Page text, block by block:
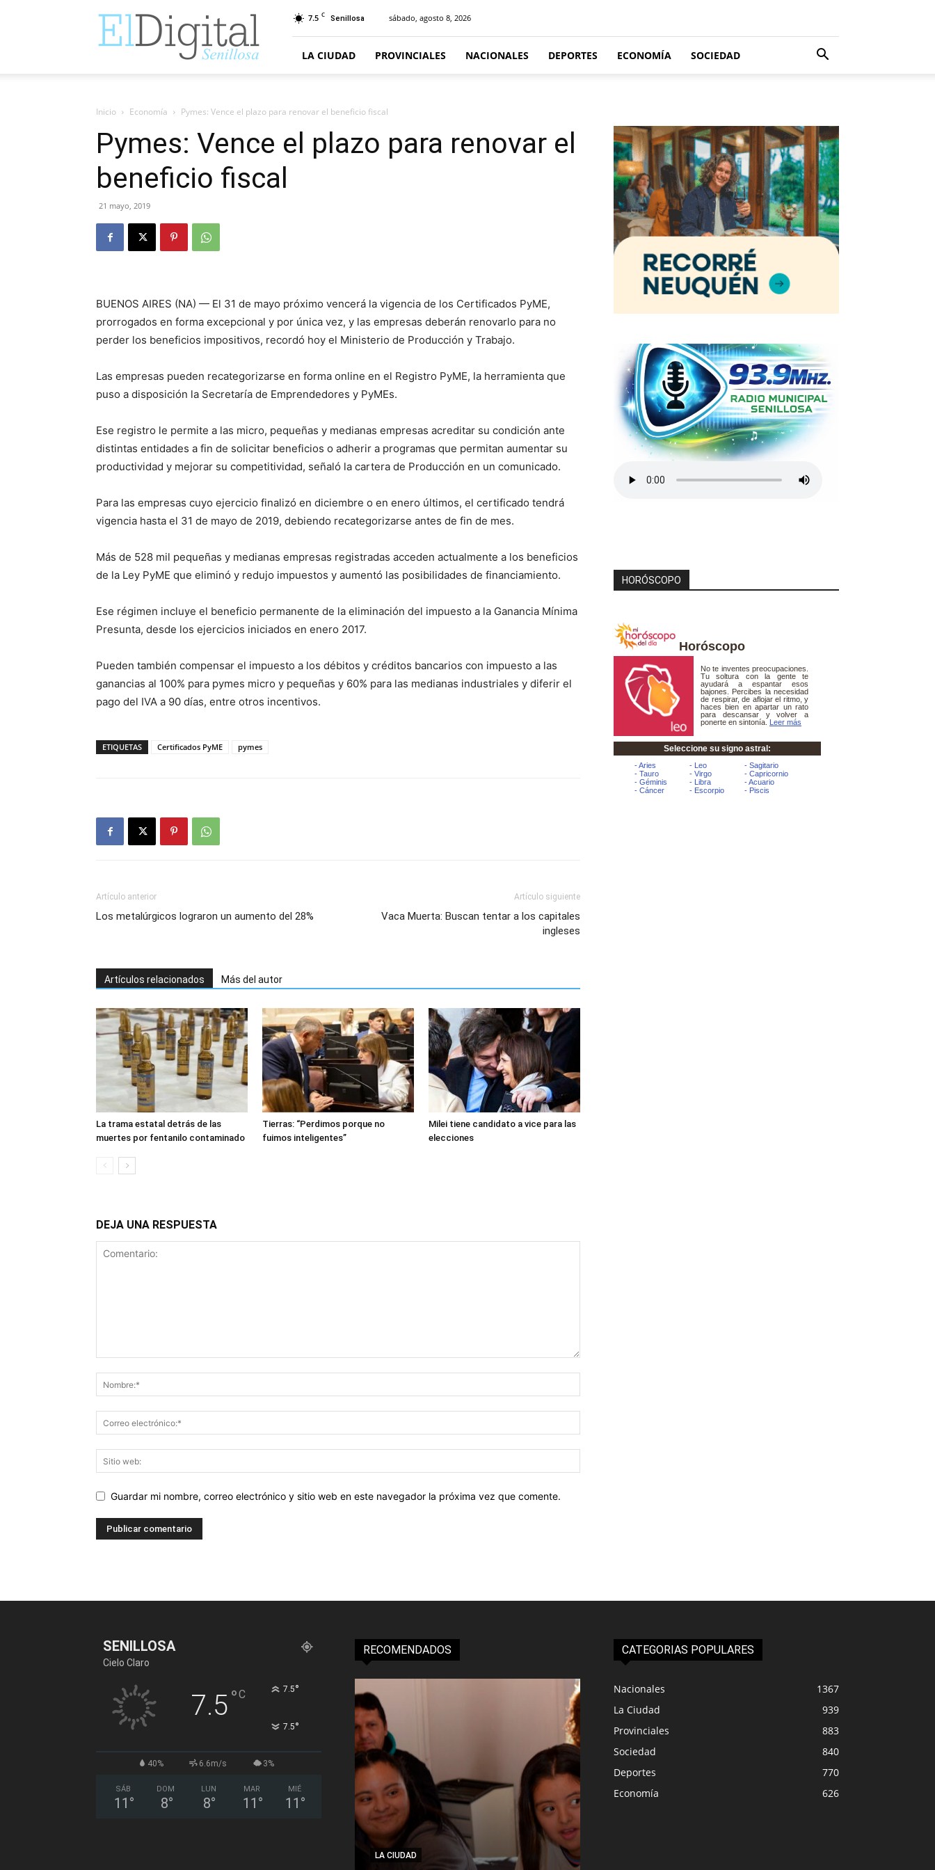
7.5 C Senillosa sábado, agosto 8, 2026
LA CIUDAD PROVINCIALES NACIONALES DEPORTES ECONOMÍA SOCIEDAD
Inicio Economía Pymes: Vence el plazo para renovar el beneficio fiscal
Pymes: Vence el plazo para renovar el
beneficio fiscal
21 mayo, 2019
BUENOS AIRES (NA) — El 31 de mayo próximo vencerá la vigencia de los Certificados PyME,
prorrogados en forma excepcional y por única vez, y las empresas deberán renovarlo para no
perder los beneficios impositivos, recordó hoy el Ministerio de Producción y Trabajo.
Las empresas pueden recategorizarse en forma online en el Registro PyME, la herramienta que
puso a disposición la Secretaría de Emprendedores y PyMEs.
Ese registro le permite a las micro, pequeñas y medianas empresas acreditar su condición ante
distintas entidades a fin de solicitar beneficios o adherir a programas que permitan aumentar su
productividad y mejorar su competitividad, señaló la cartera de Producción en un comunicado.
Para las empresas cuyo ejercicio finalizó en diciembre o en enero últimos, el certificado tendrá
vigencia hasta el 31 de mayo de 2019, debiendo recategorizarse antes de fin de mes.
Más de 528 mil pequeñas y medianas empresas registradas acceden actualmente a los beneficios
de la Ley PyME que eliminó y redujo impuestos y aumentó las posibilidades de financiamiento.
Ese régimen incluye el beneficio permanente de la eliminación del impuesto a la Ganancia Mínima
Presunta, desde los ejercicios iniciados en enero 2017.
Pueden también compensar el impuesto a los débitos y créditos bancarios con impuesto a las
ganancias al 100% para pymes micro y pequeñas y 60% para las medianas industriales y diferir el
pago del IVA a 90 días, entre otros incentivos.
ETIQUETAS Certificados PyME pymes
Artículo anterior
Los metalúrgicos lograron un aumento del 28%
Artículo siguiente
Vaca Muerta: Buscan tentar a los capitales
ingleses
Artículos relacionados Más del autor
La trama estatal detrás de las
muertes por fentanilo contaminado
Tierras: “Perdimos porque no
fuimos inteligentes”
Milei tiene candidato a vice para las
elecciones
DEJA UNA RESPUESTA
Guardar mi nombre, correo electrónico y sitio web en este navegador la próxima vez que comente.
HORÓSCOPO
Horóscopo
SENILLOSA
Cielo Claro
7.5°C 7.5°
7.5°
40% 6.6m/s 3%
SÁB
11 °
DOM
8°
LUN
8°
MAR
11 °
MIÉ
11 °
RECOMENDADOS
LA CIUDAD
CATEGORIAS POPULARES
Nacionales
1367
La Ciudad
939
Provinciales
883
Sociedad
840
Deportes
770
Economía
626